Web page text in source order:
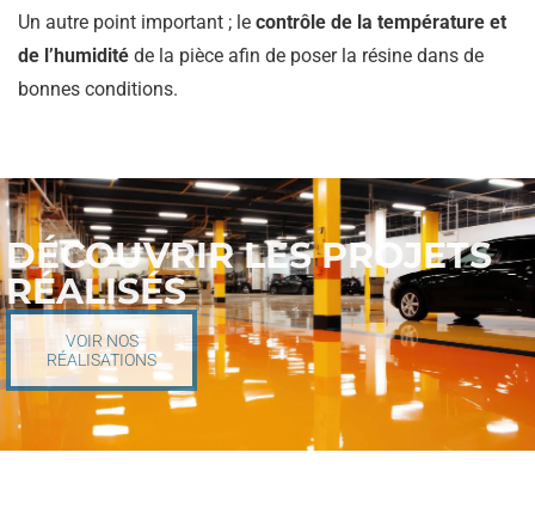
Un autre point important ; le contrôle de la température et
de l’humidité de la pièce afin de poser la résine dans de
bonnes conditions.
DÉCOUVRIR LES PROJETS
RÉALISÉS
VOIR NOS
RÉALISATIONS